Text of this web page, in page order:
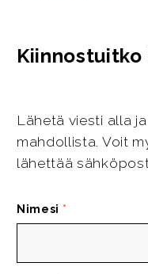
Lähetä viesti alla
mahdollista. Voit
lähettää
Nimesi *